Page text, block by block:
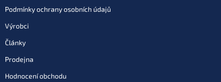
Podmínky ochrany osobních údajů
Výrobci
Články
Prodejna
Hodnocení obchodu